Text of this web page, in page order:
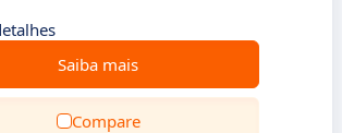
Saiba mais
Compare